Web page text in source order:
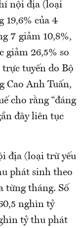
nội địa (loại
19,6% của 4
7 giảm 10,8%,
giảm 26,5% so
tuyến do Bộ
Cao Anh Tuấn,
cho rằng “đáng
đây liên tục
địa (loại trừ yếu
phát sinh theo
từng tháng. Số
nghìn tỷ
tỷ thu phát